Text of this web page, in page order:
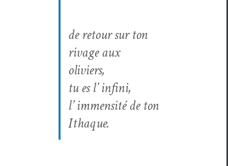
de retour sur ton
rivage aux
oliviers,
tu es l’ infini,
l’ immen­sité de ton
Ithaque.